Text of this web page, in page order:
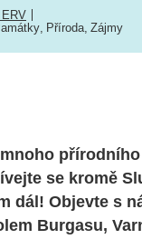
, Příroda, Zájmy
se kromě
dál! Objevte s
Burgasu,